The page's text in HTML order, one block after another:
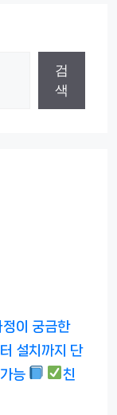
검
색
정이 궁금한
설치까지 단
능
친